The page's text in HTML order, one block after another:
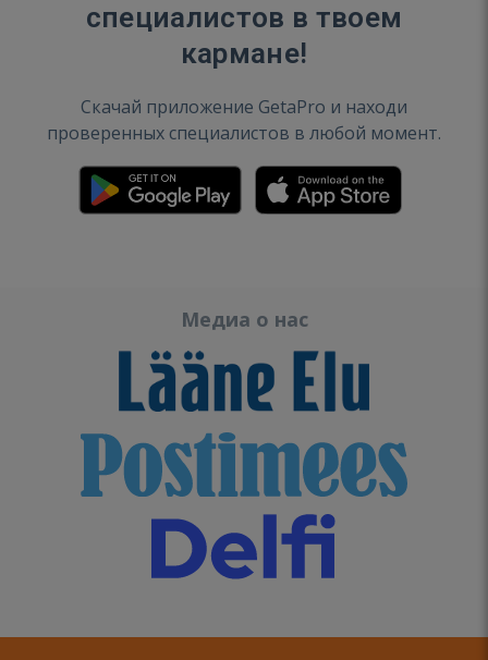
специалистов в твоем
кармане!
Скачай приложение GetaPro и находи
проверенных специалистов в любой момент.
Медиа о нас